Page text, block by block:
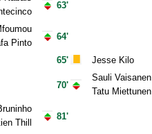
Pinto
Thill
63'
64'
65'
70'
81'
Jesse Kilo
Sauli Vaisanen
Tatu Miettunen